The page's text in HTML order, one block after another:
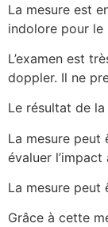
La mesure est
indolore pour le
L’examen est
doppler. Il ne
Le résultat de
La mesure peut
évaluer
La mesure peut
Grâce à cette